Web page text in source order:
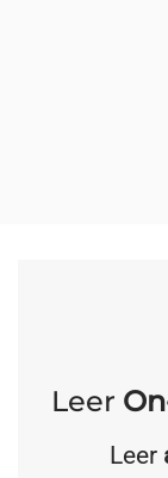
Leer
Leer